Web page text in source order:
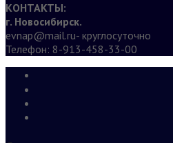
КОНТАКТЫ:
г. Новосибирск.
evnap@mail.ru- круглосуточно
Телефон: 8-913-458-33-00